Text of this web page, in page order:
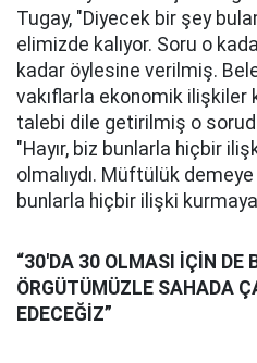
Tugay, "Diyecek bir şey
elimizde kalıyor. Soru o
kadar öylesine verilmiş.
vakıflarla ekonomik ilişkiler
talebi dile getirilmiş o
"Hayır, biz bunlarla hiçbir
olmalıydı. Müftülük
bunlarla hiçbir ilişki
“30'DA 30 OLMASI İÇİN DE
ÖRGÜTÜMÜZLE SAHADA
EDECEĞİZ”